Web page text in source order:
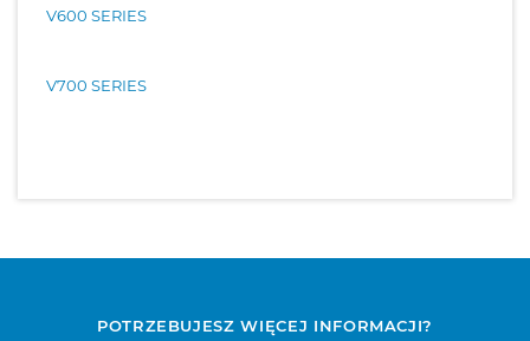
V600 SERIES
V700 SERIES
POTRZEBUJESZ WIĘCEJ INFORMACJI?